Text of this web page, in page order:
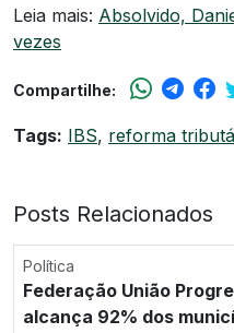
Leia mais: Absolvido,
vezes
Compartilhe:
Tags: IBS, reforma
Posts Relacionados
Política
Federação União
alcança 92% dos